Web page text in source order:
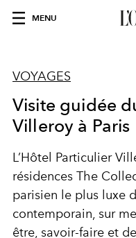
MENU
VOYAGES
Visite guidée
Villeroy à Paris
L’Hôtel Particulier
résidences The
parisien le plus luxe
contemporain, sur
être, savoir-faire et